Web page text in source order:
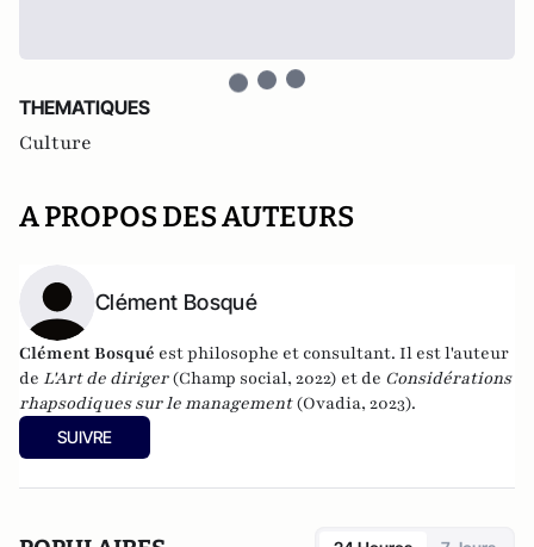
THEMATIQUES
Culture
A PROPOS DES AUTEURS
Clément Bosqué
Clément Bosqué est philosophe et consultant. Il est l'auteur
de L'Art de diriger(Champ social, 2022) et de Considérations
rhapsodiques sur le management(Ovadia, 2023).
SUIVRE